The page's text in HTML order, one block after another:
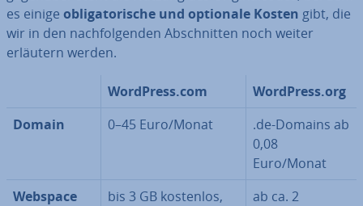
es einige ob­li­ga­to­ri­sche und optionale Kosten gibt, die
wir in den nach­fol­gen­den Ab­schnit­ten noch weiter
erläutern werden.
WordPress.com
WordPress.org
Domain
0–45 Euro/Monat
.de-Domains ab
0,08
Euro/Monat
Webspace
bis 3 GB kostenlos,
ab ca. 2